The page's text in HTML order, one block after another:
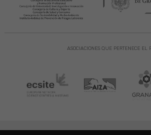
ASOCIACIONES QUE PERTENECE EL